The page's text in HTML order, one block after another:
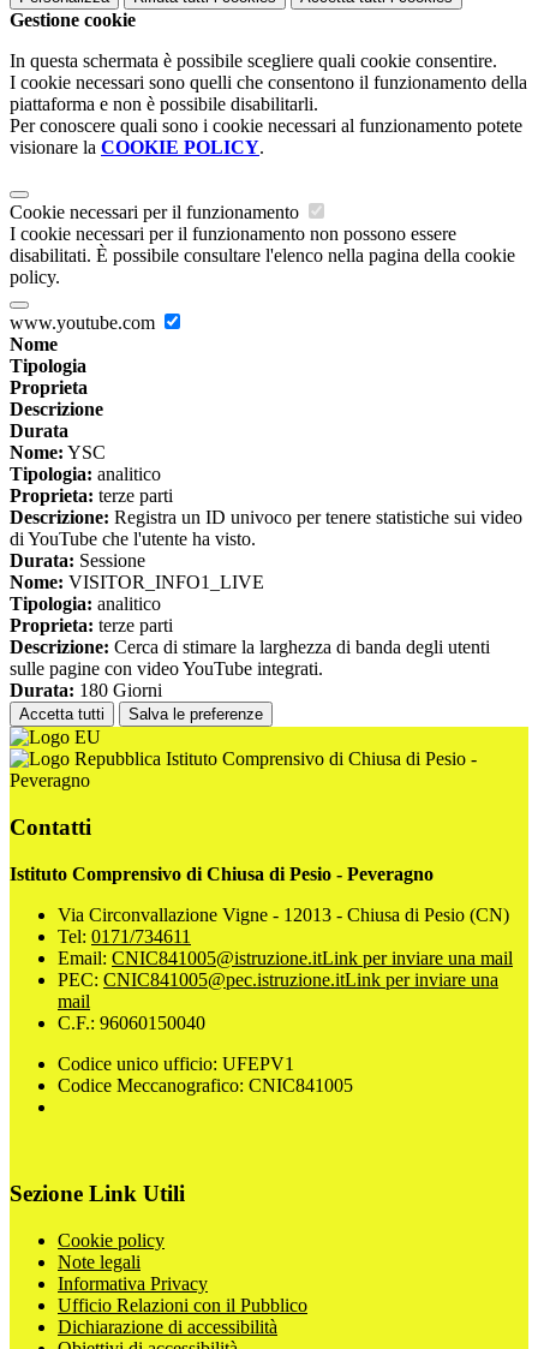
Gestione cookie
In questa schermata è possibile scegliere quali cookie consentire.
I cookie necessari sono quelli che consentono il funzionamento della
piattaforma e non è possibile disabilitarli.
Per conoscere quali sono i cookie necessari al funzionamento potete
visionare la COOKIE POLICY.
Cookie necessari per il funzionamento
I cookie necessari per il funzionamento non possono essere
disabilitati. È possibile consultare l'elenco nella pagina della cookie
policy.
www.youtube.com
Nome
Tipologia
Proprieta
Descrizione
Durata
Nome: YSC
Tipologia: analitico
Proprieta: terze parti
Descrizione: Registra un ID univoco per tenere statistiche sui video
di YouTube che l'utente ha visto.
Durata: Sessione
Nome: VISITOR_INFO1_LIVE
Tipologia: analitico
Proprieta: terze parti
Descrizione: Cerca di stimare la larghezza di banda degli utenti
sulle pagine con video YouTube integrati.
Durata: 180 Giorni
Accetta tutti Salva le preferenze
Istituto Comprensivo di Chiusa di Pesio -
Peveragno
Contatti
Istituto Comprensivo di Chiusa di Pesio - Peveragno
Via Circonvallazione Vigne - 12013 - Chiusa di Pesio (CN)
Tel: 0171/734611
Email: CNIC841005@istruzione.itLink per inviare una mail
PEC: CNIC841005@pec.istruzione.itLink per inviare una
mail
C.F.: 96060150040
Codice unico ufficio: UFEPV1
Codice Meccanografico: CNIC841005
Sezione Link Utili
Cookie policy
Note legali
Informativa Privacy
Ufficio Relazioni con il Pubblico
Dichiarazione di accessibilità